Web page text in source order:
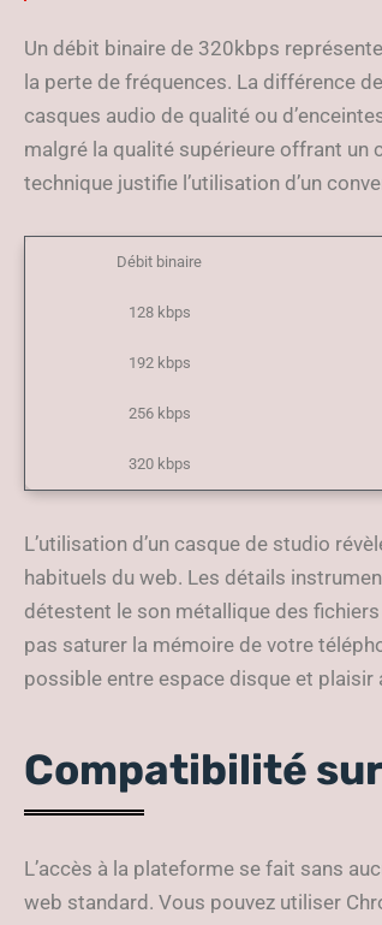
Un débit binaire de 320kbps
la perte de fréquences. La différence
casques audio de qualité ou
malgré la qualité supérieure offrant
technique justifie l’utilisation d’un
Débit binaire
128 kbps
192 kbps
256 kbps
320 kbps
L’utilisation d’un casque de studio
habituels du web. Les détails
détestent le son métallique des
pas saturer la mémoire de votre
possible entre espace disque et plaisir
Compatibilité
L’accès à la plateforme se fait sans
web standard. Vous pouvez utiliser